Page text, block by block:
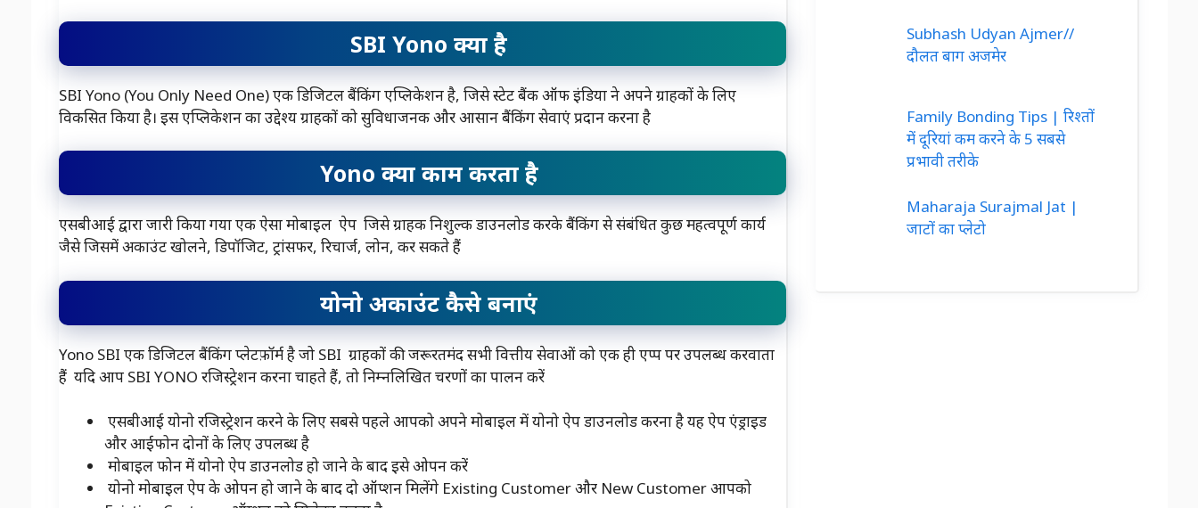
SBI Yono क्या है
SBI Yono (You Only Need One) एक डिजिटल बैंकिंग एप्लिकेशन है, जिसे स्टेट बैंक ऑफ इंडिया ने अपने ग्राहकों के लिए
विकसित किया है। इस एप्लिकेशन का उद्देश्य ग्राहकों को सुविधाजनक और आसान बैंकिंग सेवाएं प्रदान करना है
Yono क्या काम करता है
एसबीआई द्वारा जारी किया गया एक ऐसा मोबाइल ऐप जिसे ग्राहक निशुल्क डाउनलोड करके बैंकिंग से संबंधित कुछ महत्वपूर्ण कार्य
जैसे जिसमें अकाउंट खोलने, डिपॉजिट, ट्रांसफर, रिचार्ज, लोन, कर सकते हैं
योनो अकाउंट कैसे बनाएं
Yono SBI एक डिजिटल बैंकिंग प्लेटफ़ॉर्म है जो SBI ग्राहकों की जरूरतमंद सभी वित्तीय सेवाओं को एक ही एप्प पर उपलब्ध करवाता
हैं यदि आप SBI YONO रजिस्ट्रेशन करना चाहते हैं, तो निम्नलिखित चरणों का पालन करें
एसबीआई योनो रजिस्ट्रेशन करने के लिए सबसे पहले आपको अपने मोबाइल में योनो ऐप डाउनलोड करना है यह ऐप एंड्राइड
और आईफोन दोनों के लिए उपलब्ध है
मोबाइल फोन में योनो ऐप डाउनलोड हो जाने के बाद इसे ओपन करें
योनो मोबाइल ऐप के ओपन हो जाने के बाद दो ऑप्शन मिलेंगे Existing Customer और New Customer आपको
Subhash Udyan Ajmer//
दौलत बाग अजमेर
Family Bonding Tips | रिश्तों
में दूरियां कम करने के 5 सबसे
प्रभावी तरीके
Maharaja Surajmal Jat |
जाटों का प्लेटो